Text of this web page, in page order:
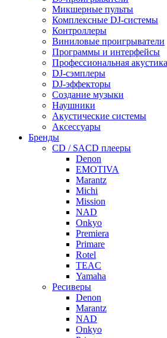
Микшерные пульты
Комплексные DJ-системы
Контроллеры
Виниловые проигрыватели
Программы и интерфейсы
Профессиональная акустика
DJ-сэмплеры
DJ-эффекторы
Создание музыки
Наушники
Акустические системы
Аксессуары
Бренды
CD / SACD плееры
Denon
EMOTIVA
Marantz
Michi
Mission
NAD
Onkyo
Premiera
Primare
Rotel
TEAC
Yamaha
Ресиверы
Denon
Marantz
NAD
Onkyo